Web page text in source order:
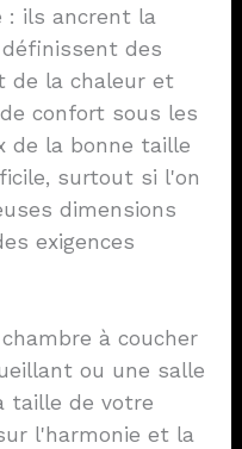
: ils ancrent la
des
de la chaleur et
confort sous les
de la bonne taille
surtout si l'on
dimensions
exigences
à coucher
ou une salle
taille de votre
l'harmonie et la